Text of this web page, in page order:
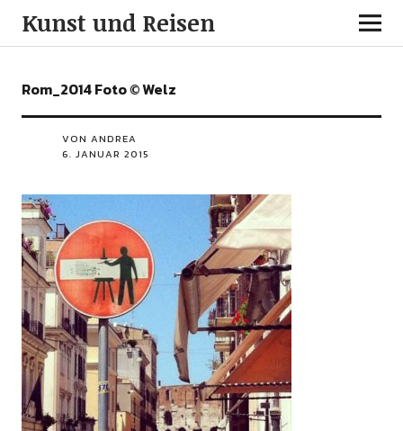
Kunst und Reisen
Rom_2014 Foto © Welz
VON ANDREA
6. JANUAR 2015